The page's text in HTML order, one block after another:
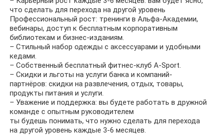
что сделать для перехода на другой уровень
Профессиональный рост: тренинги в Альфа-Академии,
вебинары, доступ к бесплатным корпоративным
библиотекам и бизнес-изданиям.
– Стильный набор одежды с аксессуарами и удобными
кедами.
– Собственный бесплатный фитнес-клуб A-Sport.
– Скидки и льготы на услуги банка и компаний-
партнёров: скидки на развлечения, отдых, товары,
продукты питания и услуги.
– Уважение и поддержка: вы будете работать в дружной
команде с опытным руководителем
ты будешь понимать, что нужно сделать для перехода
на другой уровень каждые 3-6 месяцев.